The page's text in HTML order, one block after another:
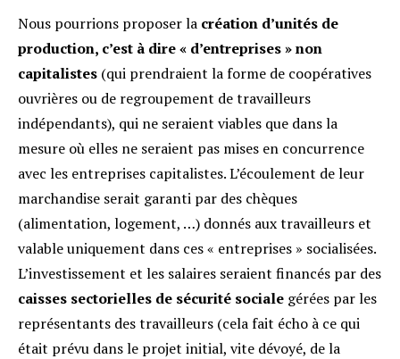
Nous pourrions proposer la création d’unités de
production, c’est à dire « d’entreprises»non
capitalistes (qui prendraient la forme de coopératives
ouvrières ou de regroupement de travailleurs
indépendants), qui ne seraient viables que dans la
mesure où elles ne seraient pas mises en concurrence
avec les entreprises capitalistes. L’écoulement de leur
marchandise serait garanti par des chèques
(alimentation, logement, …) donnés aux travailleurs et
valable uniquement dans ces « entreprises » socialisées.
L’investissement et les salaires seraient financés par des
caisses sectorielles de sécurité sociale gérées par les
représentants des travailleurs (cela fait écho à ce qui
était prévu dans le projet initial, vite dévoyé, de la